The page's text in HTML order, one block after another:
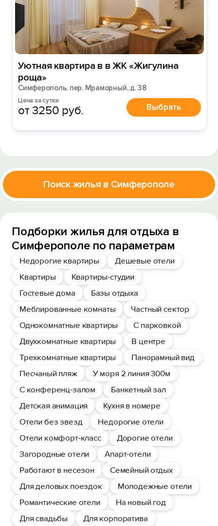
Уютная квартира в в ЖК «Жигулинa
pоща»
Симферополь, пер. Мраморный, д. 38
Цена за сутки
от 3250 руб. Выбрать
Поиск жилья в Симферополе
Подборки жилья для отдыха в
Симферополе по параметрам
Недорогие квартиры
Дешевые отели
Квартиры
Квартиры-студии
Гостевые дома
Базы отдыха
Меблированные комнаты
Частный сектор
Однокомнатные квартиры
С парковкой
Двухкомнатные квартиры
В центре
Трехкомнатные квартиры
Панорамный вид
Песчаный пляж
У моря 2 линия 300м
С конференц-залом
Банкетный зал
Детская анимация
Кухня в номере
Отели без звезд
Недорогие отели
Отели комфорт-класс
Дорогие отели
Загородные отели
Апарт-отели
Работают в несезон
Семейный отдых
Для деловых поездок
Молодежные отели
Романтические отели
На новый год
Для свадьбы
Для корпоратива